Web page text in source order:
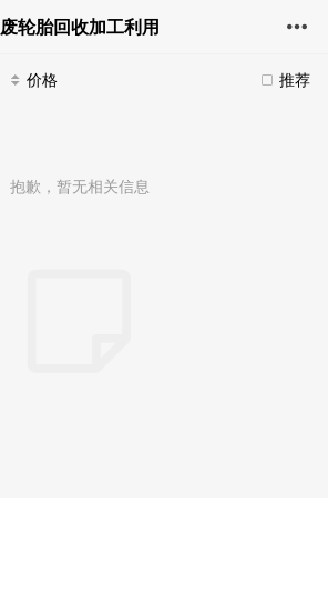
废轮胎回收加工利用
推荐
价格
抱歉，暂无相关信息